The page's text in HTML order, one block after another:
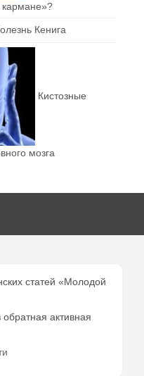
Кенига
Кистозные
мозга
статей «Молодой
активная